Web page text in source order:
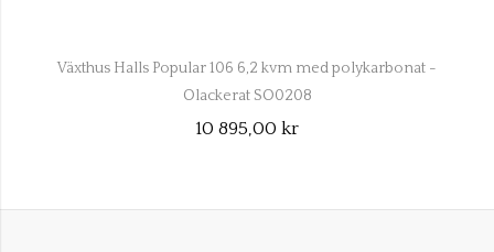
Växthus Halls Popular 106 6,2 kvm med polykarbonat -
Olackerat SO0208
10 895,00 kr